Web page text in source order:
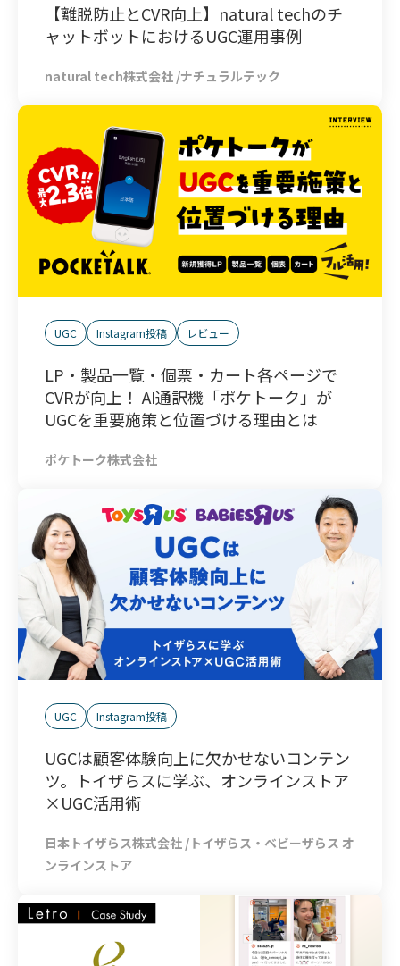
【離脱防止とCVR向上】natural techのチ
ャットボットにおけるUGC運用事例
natural tech株式会社 /ナチュラルテック
UGC Instagram投稿 レビュー
LP・製品一覧・個票・カート各ページで
CVRが向上！ AI通訳機「ポケトーク」が
UGCを重要施策と位置づける理由とは
ポケトーク株式会社
UGC Instagram投稿
UGCは顧客体験向上に欠かせないコンテン
ツ。トイザらスに学ぶ、オンラインストア
×UGC活用術
日本トイザらス株式会社 /トイザらス・ベビーザらス オ
ンラインストア